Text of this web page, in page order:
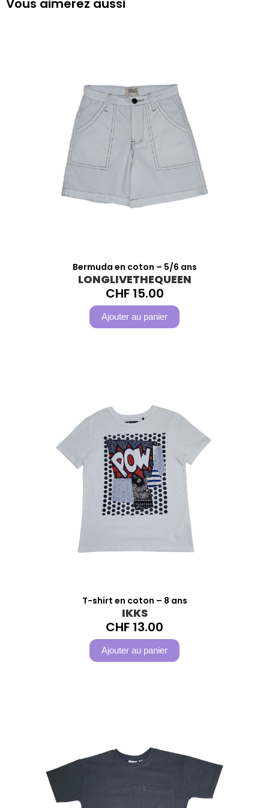
Vous aimerez aussi
Bermuda en coton – 5/6 ans
LONGLIVETHEQUEEN
CHF15.00
Ajouter au panier
T-shirt en coton – 8 ans
IKKS
CHF 13.00
Ajouter au panier